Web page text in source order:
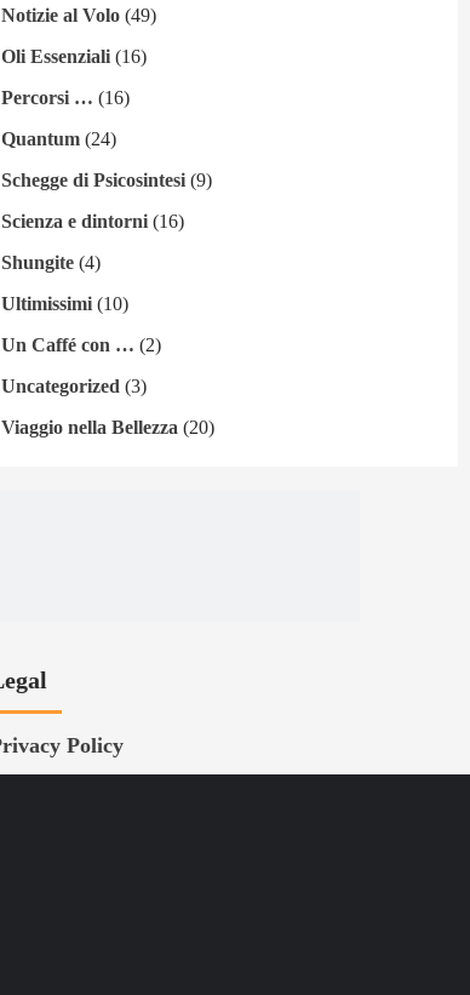
Notizie al Volo(49)
Oli Essenziali(16)
Percorsi … (16)
Quantum(24)
Schegge di Psicosintesi(9)
Scienza e dintorni(16)
Shungite(4)
Ultimissimi(10)
Un Caffé con … (2)
Uncategorized(3)
Viaggio nella Bellezza(20)